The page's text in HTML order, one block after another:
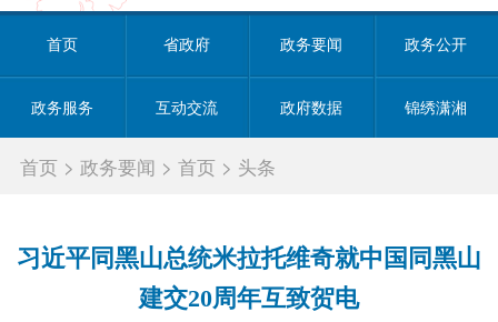
首页 省政府 政务要闻 政务公开
政务服务 互动交流 政府数据 锦绣潇湘
首页 >政务要闻 >首页 > 头条
习近平同黑山总统米拉托维奇就中国同黑山
建交20周年互致贺电